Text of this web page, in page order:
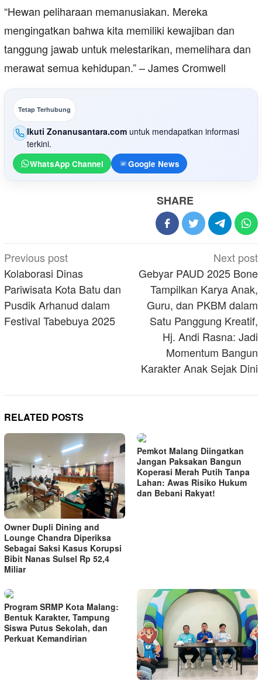
“Hewan peliharaan memanusiakan. Mereka
mengingatkan bahwa kita memiliki kewajiban dan
tanggung jawab untuk melestarikan, memelihara dan
merawat semua kehidupan.” – James Cromwell
Tetap Terhubung
Ikuti Zonanusantara.com untuk mendapatkan informasi
terkini.
WhatsApp Channel Google News
SHARE
Post
navigation
Previous post
Kolaborasi Dinas
Pariwisata Kota Batu dan
Pusdik Arhanud dalam
Festival Tabebuya 2025
Next post
Gebyar PAUD 2025 Bone
Tampilkan Karya Anak,
Guru, dan PKBM dalam
Satu Panggung Kreatif,
Hj. Andi Rasna: Jadi
Momentum Bangun
Karakter Anak Sejak Dini
RELATED POSTS
Owner Dupli Dining and
Lounge Chandra Diperiksa
Sebagai Saksi Kasus Korupsi
Bibit Nanas Sulsel Rp 52,4
Miliar
Pemkot Malang Diingatkan
Jangan Paksakan Bangun
Koperasi Merah Putih Tanpa
Lahan: Awas Risiko Hukum
dan Bebani Rakyat!
Program SRMP Kota Malang:
Bentuk Karakter, Tampung
Siswa Putus Sekolah, dan
Perkuat Kemandirian